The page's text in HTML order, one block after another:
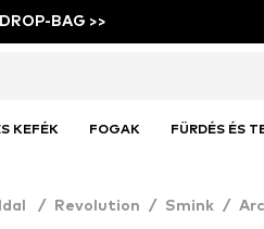
BAG >>
KEFÉK FOGAK FÜRDÉS ÉS
/ Revolution / Smink / Arc